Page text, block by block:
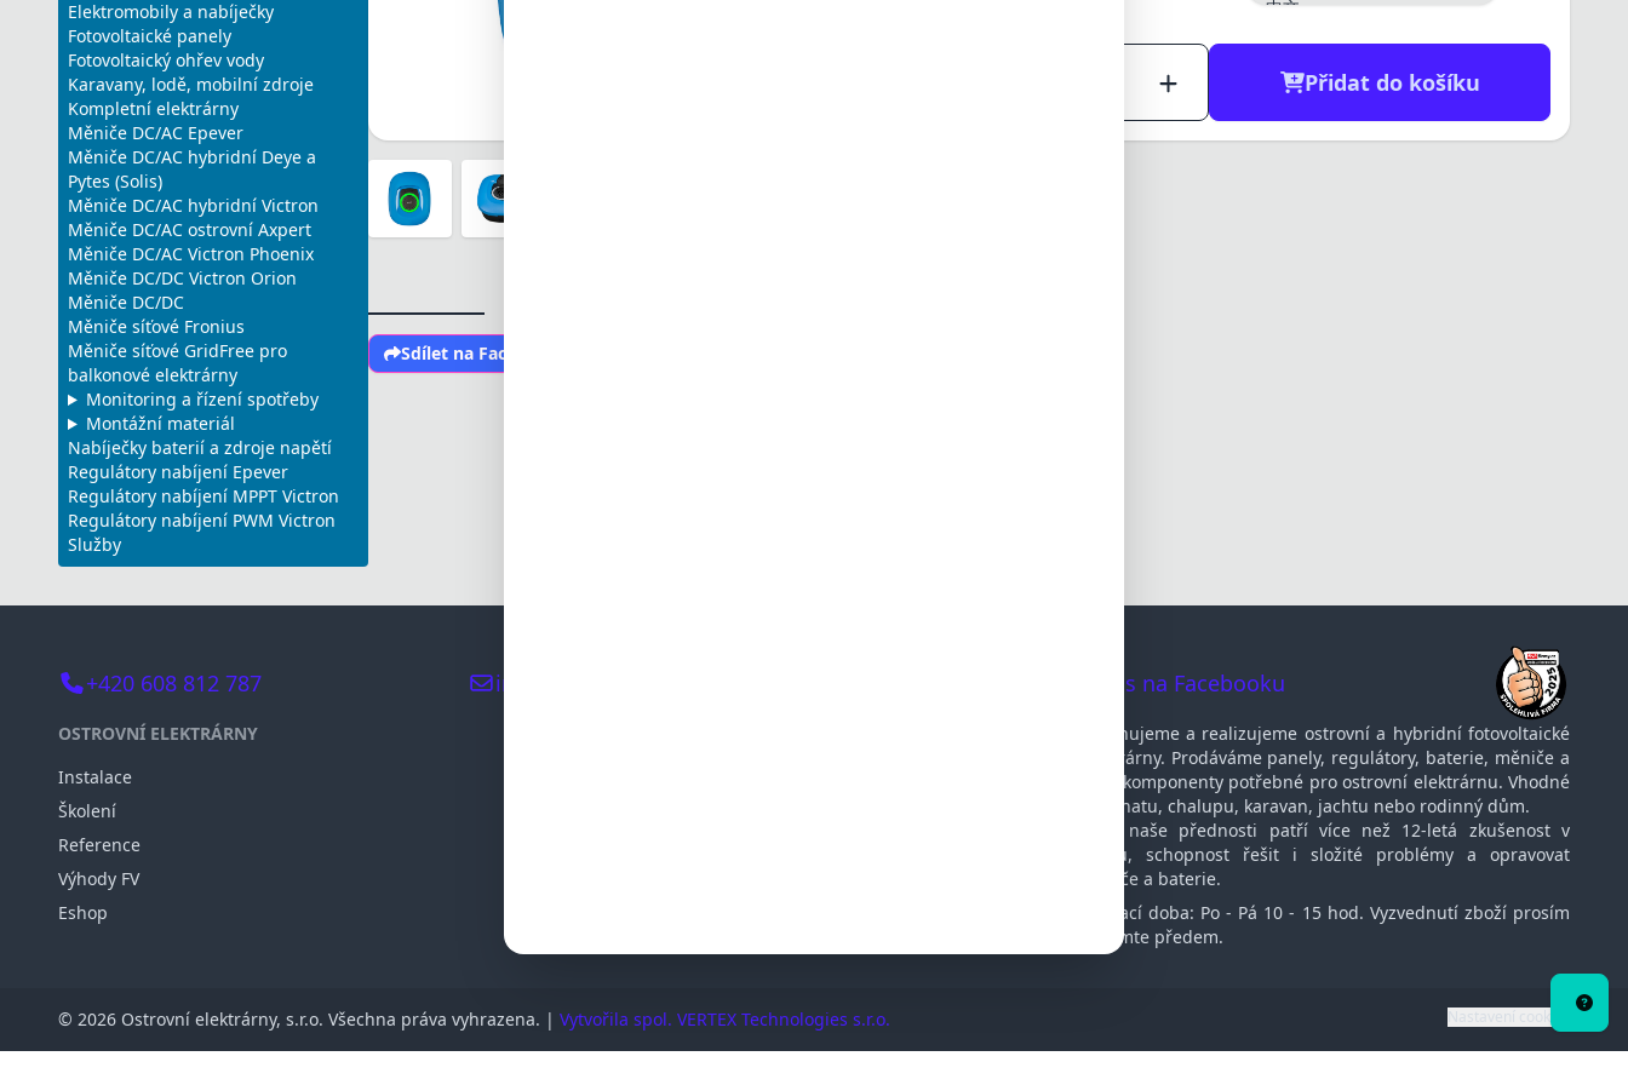
中文
العربية
ไทย
Elektromobily a nabíječky
Fotovoltaické panely
Fotovoltaický ohřev vody
Karavany, lodě, mobilní zdroje
Kompletní elektrárny
Měniče DC/AC Epever
Měniče DC/AC hybridní Deye a
Pytes (Solis)
Měniče DC/AC hybridní Victron
Měniče DC/AC ostrovní Axpert
Měniče DC/AC Victron Phoenix
Měniče DC/DC Victron Orion
Měniče DC/DC
Měniče síťové Fronius
Měniče síťové GridFree pro
balkonové elektrárny
Monitoring a řízení spotřeby
Montážní materiál
Nabíječky baterií a zdroje napětí
Regulátory nabíjení Epever
Regulátory nabíjení MPPT Victron
Regulátory nabíjení PWM Victron
Služby
Přidat do košíku
Sdílet na Facebooku
+420 608 812 787 info@ostrovni-elektrarny.cz Sledujte nás na Facebooku
OSTROVNÍ ELEKTRÁRNY
Instalace
Školení
Reference
Výhody FV
Eshop
Navrhujeme a realizujeme ostrovní a hybridní fotovoltaické
elektrárny. Prodáváme panely, regulátory, baterie, měniče a
další komponenty potřebné pro ostrovní elektrárnu. Vhodné
pro chatu, chalupu, karavan, jachtu nebo rodinný dům.
Mezi naše přednosti patří více než 12-letá zkušenost v
oboru, schopnost řešit i složité problémy a opravovat
měniče a baterie.
Otvírací doba: Po - Pá 10 - 15 hod. Vyzvednutí zboží prosím
oznamte předem.
© 2026 Ostrovní elektrárny, s.r.o. Všechna práva vyhrazena. | Vytvořila spol. VERTEX Technologies s.r.o. Nastavení cookies